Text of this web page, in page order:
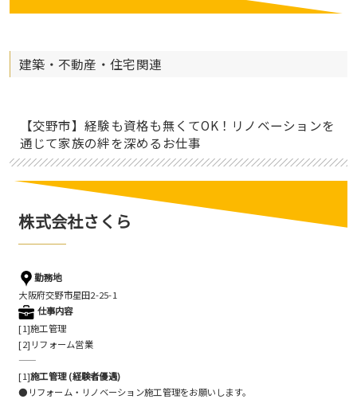
建築・不動産・住宅関連
【交野市】経験も資格も無くてOK！リノベーションを
通じて家族の絆を深めるお仕事
株式会社さくら
勤務地
大阪府交野市星田2-25-1
仕事内容
[1]施工管理
[2]リフォーム営業
——
[1]施工管理 (経験者優遇)
●リフォーム・リノベーション施工管理をお願いします。